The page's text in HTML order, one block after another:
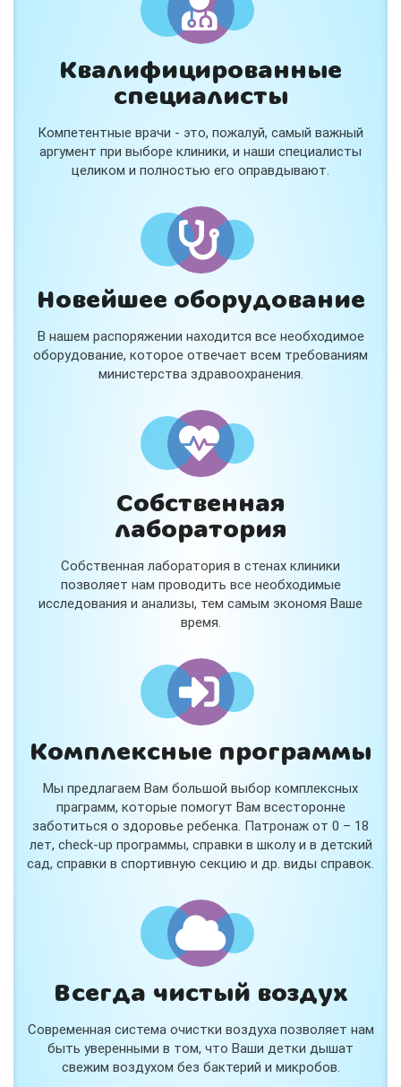
Квалифицированные
специалисты
Компетентные врачи - это, пожалуй, самый важный
аргумент при выборе клиники, и наши специалисты
целиком и полностью его оправдывают.
Новейшее оборудование
В нашем распоряжении находится все необходимое
оборудование, которое отвечает всем требованиям
министерства здравоохранения.
Собственная
лаборатория
Собственная лаборатория в стенах клиники
позволяет нам проводить все необходимые
исследования и анализы, тем самым экономя Ваше
время.
Комплексные программы
Мы предлагаем Вам большой выбор комплексных
праграмм, которые помогут Вам всесторонне
заботиться о здоровье ребенка. Патронаж от 0 – 18
лет, check-up программы, справки в школу и в детский
сад, справки в спортивную секцию и др. виды справок.
Всегда чистый воздух
Современная система очистки воздуха позволяет нам
быть уверенными в том, что Ваши детки дышат
свежим воздухом без бактерий и микробов.
Консультация ортопеда +
тейпирование за 1 приём
Вас или вашего ребёнка беспокоят:
- боли в спине, шее, коленях или ногах?
- дискомфорт после спорта и нагрузок?
В «Медлэнд» принимает известный ортопед-
травматолог Шехмаметьев Али Зарефуллович
В прием входит:
✔️ Осмотр и консультация врача
✔️ Рекомендации по вашей ситуации
✔️Тейпирование
спортсменам и беременным женщинам.
Специальная цена — 3000 ₽.
и расскажем подробнее!
Нет, спасибо
Я согласен на обработкуперсональных данных
Работает наСтримвуд